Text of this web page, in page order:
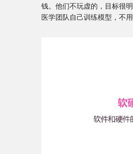
钱。他们不玩虚的，目标很
医学团队自己训练模型，不